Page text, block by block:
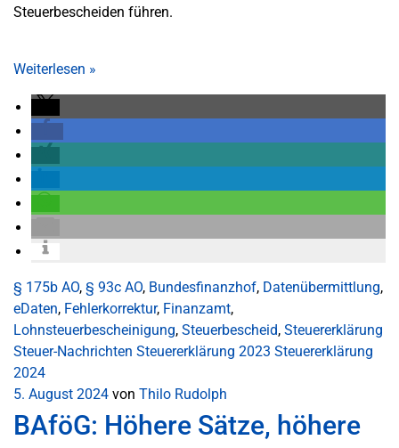
Steuerbescheiden führen.
Weiterlesen »
§ 175b AO, § 93c AO, Bundesfinanzhof, Datenübermittlung,
eDaten, Fehlerkorrektur, Finanzamt,
Lohnsteuerbescheinigung, Steuerbescheid, Steuererklärung
Steuer-Nachrichten Steuererklärung 2023 Steuererklärung
2024
5. August 2024 von Thilo Rudolph
BAföG: Höhere Sätze, höhere